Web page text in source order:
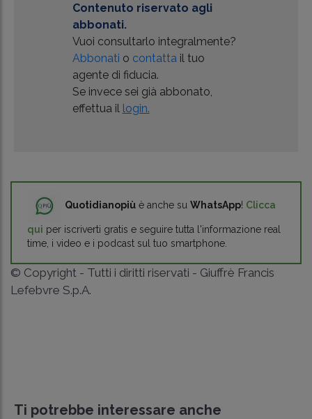
Contenuto riservato agli
abbonati.
Vuoi consultarlo integralmente?
Abbonati o contattail tuo
agente di fiducia.
Se invece sei già abbonato,
effettua il login.
Quotidianopiù è anche su WhatsApp! Clicca
qui per iscriverti gratis e seguire tutta l'informazione real
time, i video e i podcast sul tuo smartphone.
© Copyright - Tutti i diritti riservati - Giuffrè Francis
Lefebvre S.p.A.
Ti potrebbe interessare anche